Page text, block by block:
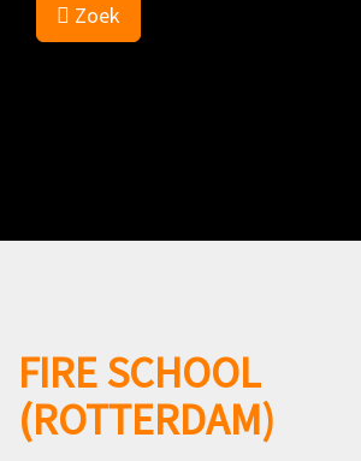
Zoek
FIRE SCHOOL
(ROTTERDAM)